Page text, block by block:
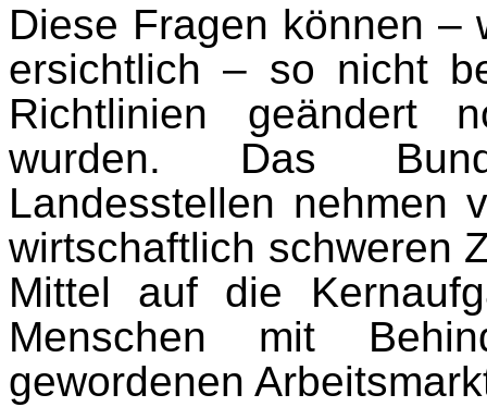
Diese Fragen können –
ersichtlich – so nicht
Richtlinien geändert
wurden. Das
Landesstellen nehmen
wirtschaftlich schweren
Mittel auf die
Menschen mit
gewordenen